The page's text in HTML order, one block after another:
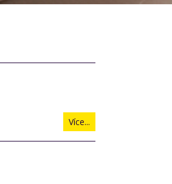
Více...